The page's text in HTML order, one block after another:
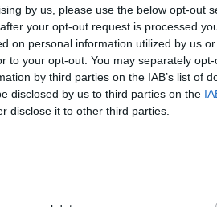
by us, please use the below opt-out
your opt-out request is processed
on personal information utilized by us
to your opt-out. You may separately
by third parties on the IAB’s list of
disclosed by us to third parties on the
disclose it to other third parties.
ένα βίντεο για
βάρους και
για να
να